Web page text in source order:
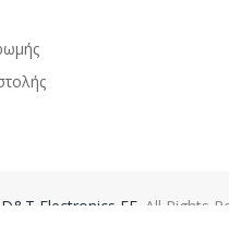
D&T Electronics EE . All Rights